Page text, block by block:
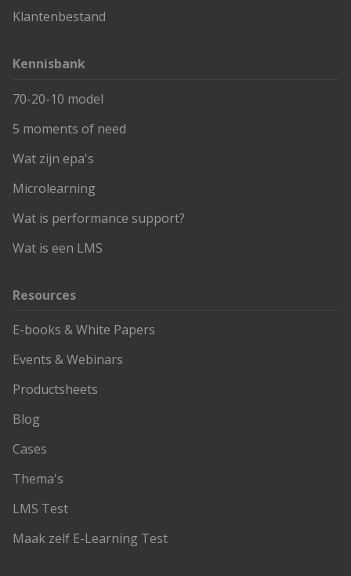
Klantenbestand
Kennisbank
70-20-10 model
5 moments of need
Wat zijn epa's
Microlearning
Wat is performance support?
Wat is een LMS
Resources
E-books & White Papers
Events & Webinars
Productsheets
Blog
Cases
Thema's
LMS Test
Maak zelf E-Learning Test